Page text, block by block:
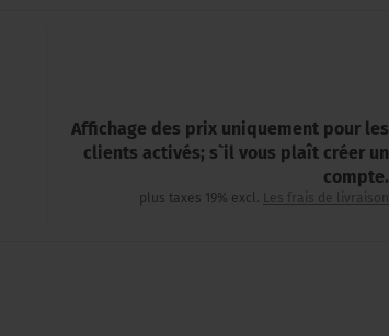
Affichage des prix uniquement pour les
clients activés; s`il vous plaît créer un
compte.
plus taxes 19% excl. Les frais de livraison